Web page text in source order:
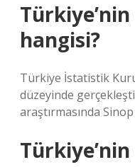
hangisi?
Türkiye İstatistik
düzeyinde
araştırmasında